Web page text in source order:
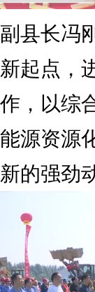
长冯
起点，
，以综
源资源
的强劲